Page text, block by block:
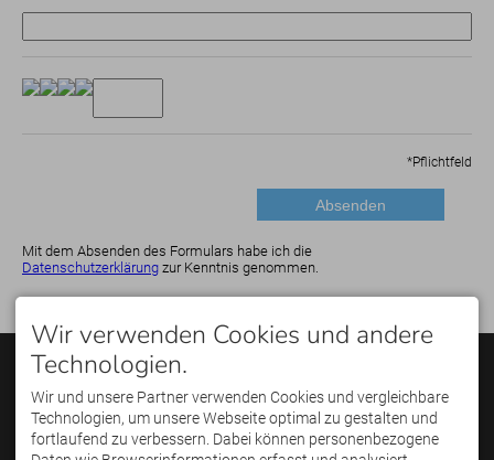
*Pflichtfeld
Mit dem Absenden des Formulars habe ich die
Datenschutzerklärung zur Kenntnis genommen.
KONTAKT
Poststraße 15
87561 Oberstdorf
Telefon: +49(0)8322 /
3004059
Wir verwenden Cookies und andere
Technologien.
Wir und unsere Partner verwenden Cookies und vergleichbare
Technologien, um unsere Webseite optimal zu gestalten und
fortlaufend zu verbessern. Dabei können personenbezogene